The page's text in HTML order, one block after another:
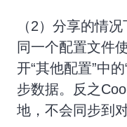
（2）分享的情
同一个配置文件
开“其他配置”中
步数据。反之
地，不会同步到